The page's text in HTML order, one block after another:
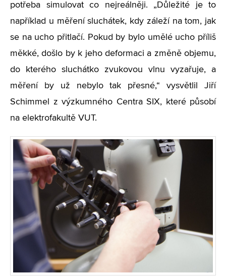
potřeba simulovat co nejreálněji. „Důležité je to
například u měření sluchátek, kdy záleží na tom, jak
se na ucho přitlačí. Pokud by bylo umělé ucho příliš
měkké, došlo by k jeho deformaci a změně objemu,
do kterého sluchátko zvukovou vlnu vyzařuje, a
měření by už nebylo tak přesné,“ vysvětlil Jiří
Schimmel z výzkumného Centra SIX, které působí
na elektrofakultě VUT.